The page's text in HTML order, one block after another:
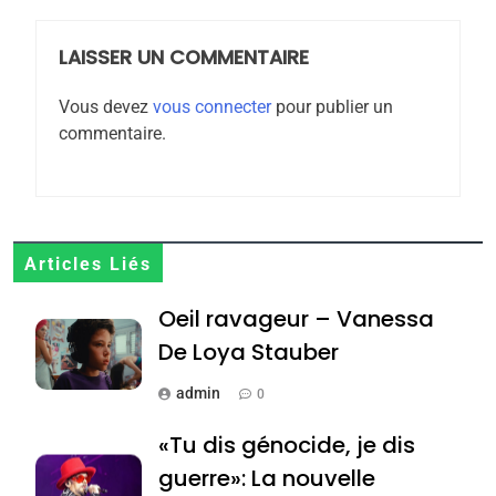
LAISSER UN COMMENTAIRE
Vous devez vous connecterpour publier un
commentaire.
Articles Liés
Oeil ravageur – Vanessa
De Loya Stauber
admin 0
«Tu dis génocide, je dis
guerre»: La nouvelle
MA JUDAÏTE par Thérèse
ISRAÉL JUDAISME
7
8
Tafraout, le miel de Tadla
Azilal consacrés produits
du terroir
DAFINA MAROC
Oeil ravageur – Vanessa
De Loya Stauber